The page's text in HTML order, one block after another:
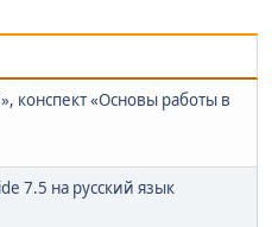
конспект «Основы работы в
7.5 на русский язык